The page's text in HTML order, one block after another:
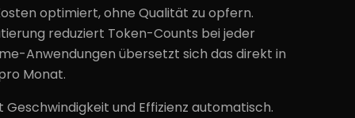
optimiert, ohne Qualität zu opfern.
reduziert Token-Counts bei jeder
Anwendungen übersetzt sich das direkt in
Monat.
und Effizienz automatisch.